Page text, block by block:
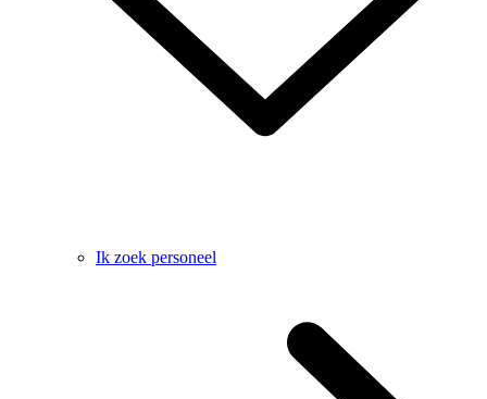
Ik zoek personeel